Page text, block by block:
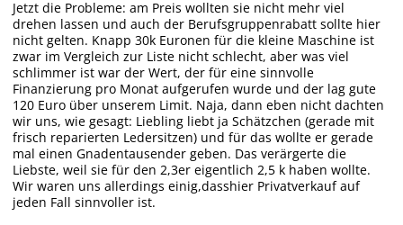
Jetzt die Probleme: am Preis wollten sie nicht mehr viel
drehen lassen und auch der Berufsgruppenrabatt sollte hier
nicht gelten. Knapp 30k Euronen für die kleine Maschine ist
zwar im Vergleich zur Liste nicht schlecht, aber was viel
schlimmer ist war der Wert, der für eine sinnvolle
Finanzierung pro Monat aufgerufen wurde und der lag gute
120 Euro über unserem Limit. Naja, dann eben nicht dachten
wir uns, wie gesagt: Liebling liebt ja Schätzchen (gerade mit
frisch reparierten Ledersitzen) und für das wollte er gerade
mal einen Gnadentausender geben. Das verärgerte die
Liebste, weil sie für den 2,3er eigentlich 2,5 k haben wollte.
Wir waren uns allerdings einig,dasshier Privatverkauf auf
jeden Fall sinnvoller ist.